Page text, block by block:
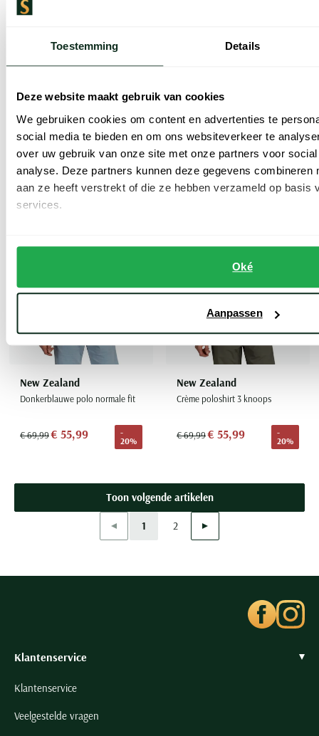
Toestemming Details
Deze website maakt gebruik van cookies
We gebruiken cookies om content en advertenties te
social media te bieden en om ons websiteverkeer te
over uw gebruik van onze site met onze partners voor
analyse. Deze partners kunnen deze gegevens combineren
aan ze heeft verstrekt of die ze hebben verzameld op basis
services.
Oké
Aanpassen
New Zealand
€ 47,99
-
20%
New Zealand
€ 47,99
-
20%
New Zealand
Donkerblauwe polo normale fit
€ 69,99€ 55,99
-
20%
New Zealand
Crème poloshirt 3 knoops
€ 69,99€ 55,99
-
20%
Toon volgende artikelen
Vorige
Current Page
1
Page
2 Volgende
Klantenservice
Klantenservice
Veelgestelde vragen